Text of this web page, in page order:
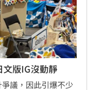
版IG沒動靜
議，因此引爆不少